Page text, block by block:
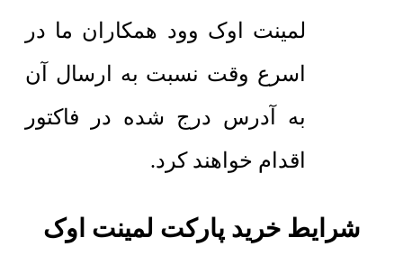
لمینت اوک وود همکاران ما در
اسرع وقت نسبت به ارسال آن
به آدرس درج شده در فاکتور
اقدام خواهند کرد.
شرایط خرید پارکت لمینت اوک